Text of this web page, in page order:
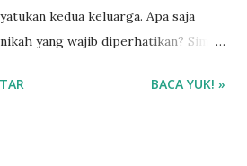
kedua keluarga. Apa saja
yang wajib diperhatikan? Simak
BACA YUK! »